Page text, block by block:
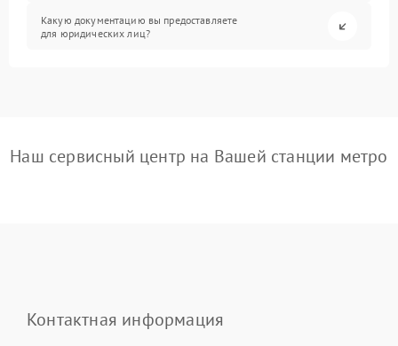
Какую документацию вы предоставляете
для юридических лиц?
Наш сервисный центр на Вашей станции метро
Контактная информация